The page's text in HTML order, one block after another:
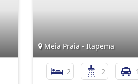
Meia Praia - Itapema
2 2